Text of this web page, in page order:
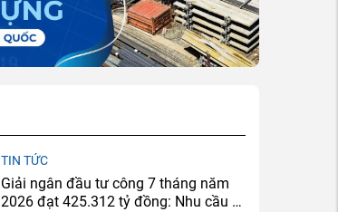
TIN TỨC
Giải ngân đầu tư công 7 tháng năm
2026 đạt 425.312 tỷ đồng: Nhu cầu xi